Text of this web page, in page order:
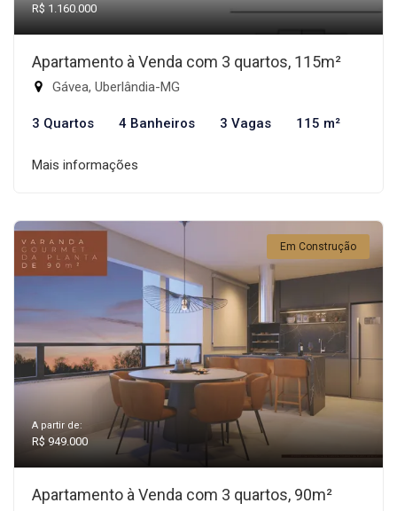
R$ 1.160.000
Apartamento à Venda com 3 quartos, 115m²
Gávea, Uberlândia-MG
3 Quartos 4 Banheiros 3 Vagas 115 m²
Mais informações
Em Construção
A partir de:
R$ 949.000
Apartamento à Venda com 3 quartos, 90m²